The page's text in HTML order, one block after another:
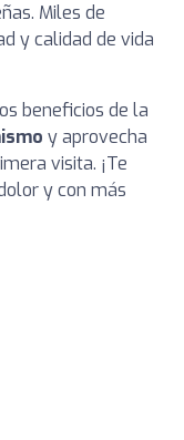
Miles de
y calidad de vida
beneficios de la
y aprovecha
visita. ¡Te
y con más